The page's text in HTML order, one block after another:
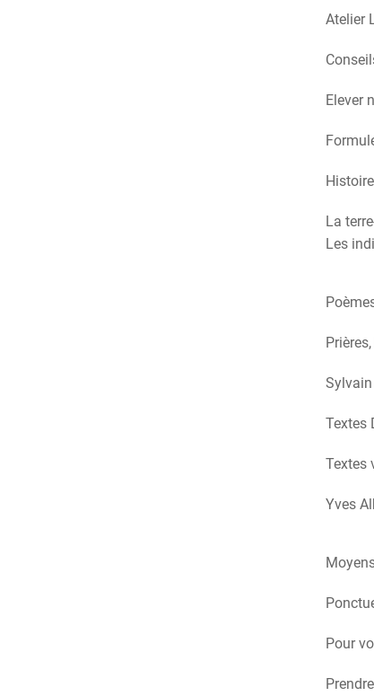
Atelier
Elever
La
Les
Sylvain
Textes
Textes
Yves
Pour